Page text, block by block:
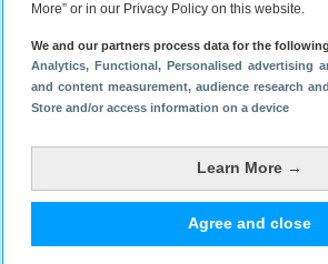
More” or in our Privacy Policy on this website.
We and our partners process data for the
Analytics, Functional, Personalised advertising
and content measurement, audience research
Store and/or access information on a device
Learn More →
Agree and close
Fairphone